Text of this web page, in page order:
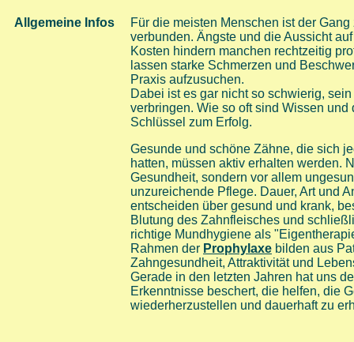
Allgemeine Infos
Für die meisten Menschen ist der
verbunden. Ängste und die Aussicht
Kosten hindern manchen rechtzeitig
lassen starke Schmerzen und
Praxis aufzusuchen.
Dabei ist es gar nicht so schwierig,
verbringen. Wie so oft sind Wissen
Schlüssel zum Erfolg.
Gesunde und schöne Zähne, die sich
hatten, müssen aktiv erhalten werden.
Gesundheit, sondern vor allem
unzureichende Pflege. Dauer, Art und
entscheiden über gesund und krank,
Blutung des Zahnfleisches und
richtige Mundhygiene als
Rahmen der Prophylaxe bilden aus
Zahngesundheit, Attraktivität und
Gerade in den letzten Jahren hat uns
Erkenntnisse beschert, die helfen, die
wiederherzustellen und dauerhaft zu